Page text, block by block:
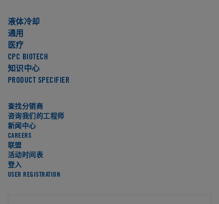
液体冷却
通用
医疗
CPC BIOTECH
知识中心
PRODUCT SPECIFIER
查找分销商
咨询我们的工程师
新闻中心
CAREERS
联盟
活动时间表
登入
USER REGISTRATION